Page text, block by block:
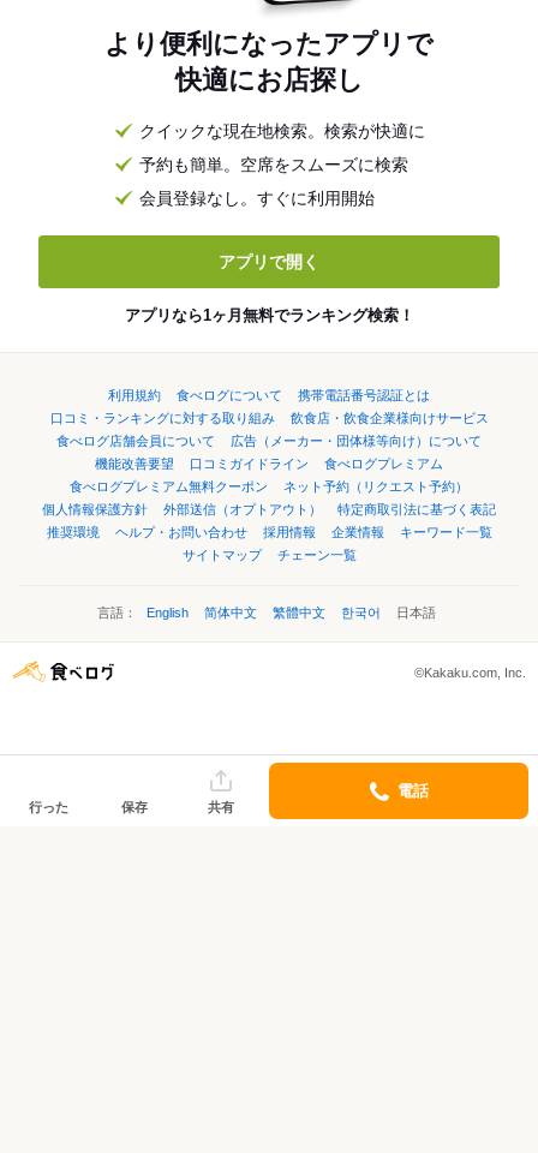
より便利になったアプリで
快適にお店探し
クイックな現在地検索。検索が快適に
予約も簡単。空席をスムーズに検索
会員登録なし。すぐに利用開始
アプリで開く
アプリなら1ヶ月無料でランキング検索！
利用規約 食べログについて
携帯電話番号認証とは
口コミ・ランキングに対する取り組み
飲食店・飲食企業様向けサービス
食べログ店舗会員について
広告（メーカー・団体様等向け）について
機能改善要望
口コミガイドライン
食べログプレミアム
食べログプレミアム無料クーポン
ネット予約（リクエスト予約）
個人情報保護方針
外部送信（オプトアウト）
特定商取引法に基づく表記
推奨環境
ヘルプ・お問い合わせ 採用情報 企業情報
キーワード一覧
サイトマップ
チェーン一覧
言語： English 简体中文 繁體中文 한국어 日本語
©Kakaku.com, Inc.
行った 保存 共有
電話